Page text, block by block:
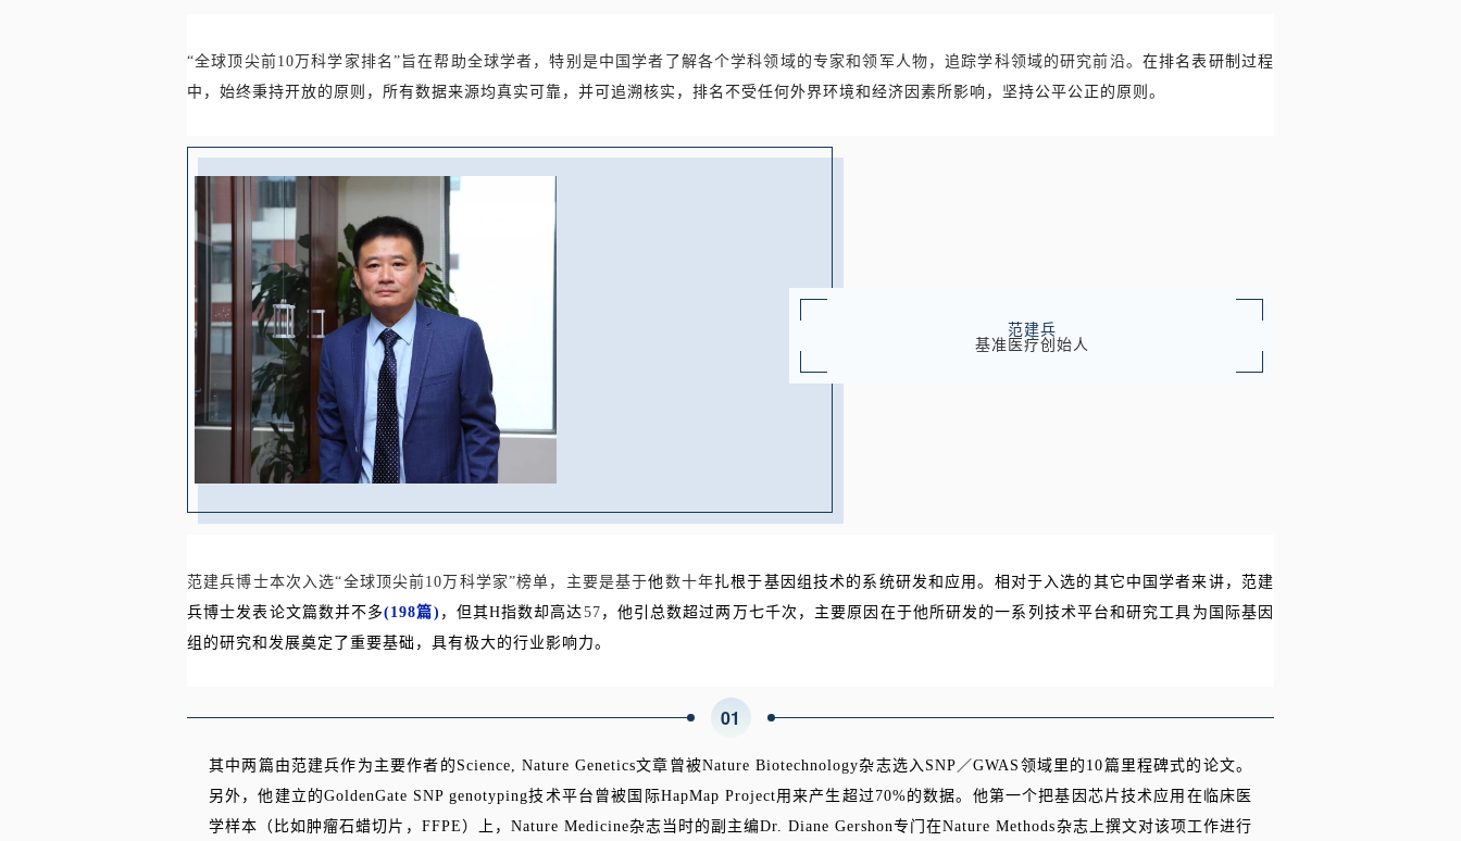
“全球顶尖前10万科学家排名”旨在帮助全球学者，特别是中国学者了解各个学科领域的专家和领军人物，追踪学科领域的研究前沿。 在排名表研制过程
中，始终秉持开放的原则，所有数据来源均真实可靠，并可追溯核实，排名不受任何外界环境和经济因素所影响，坚持公平公正的原则。
范建兵
基准医疗创始人
范建兵博士本次入选“全球顶尖前10万科学家”榜单， 主要是基于他数十年扎根于基因组技术的系统研发和应用。相对于入选的其它中国学者来讲，范建
兵博士发表论文篇数并不多(198篇) ，但其H指数却高达57 ，他引总数超过两万七千次，主要原因在于他所研发的一系列技术平台和研究工具为国际基因
组的研究和发展奠定了重要基础，具有极大的行业影响力。
01
其中两篇由范建兵作为主要作者的Science, Nature Genetics文章曾被Nature Biotechnology杂志选入SNP／GWAS领域里的10篇里程碑式的论文。
另外，他建立的GoldenGate SNP genotyping技术平台曾被国际HapMap Project用来产生超过70%的数据。他第一个把基因芯片技术应用在临床医
学样本（比如肿瘤石蜡切片，FFPE）上，Nature Medicine杂志当时的副主编Dr. Diane Gershon专门在Nature Methods杂志上撰文对该项工作进行